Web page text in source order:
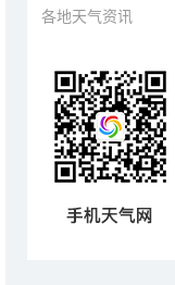
各地天气资讯